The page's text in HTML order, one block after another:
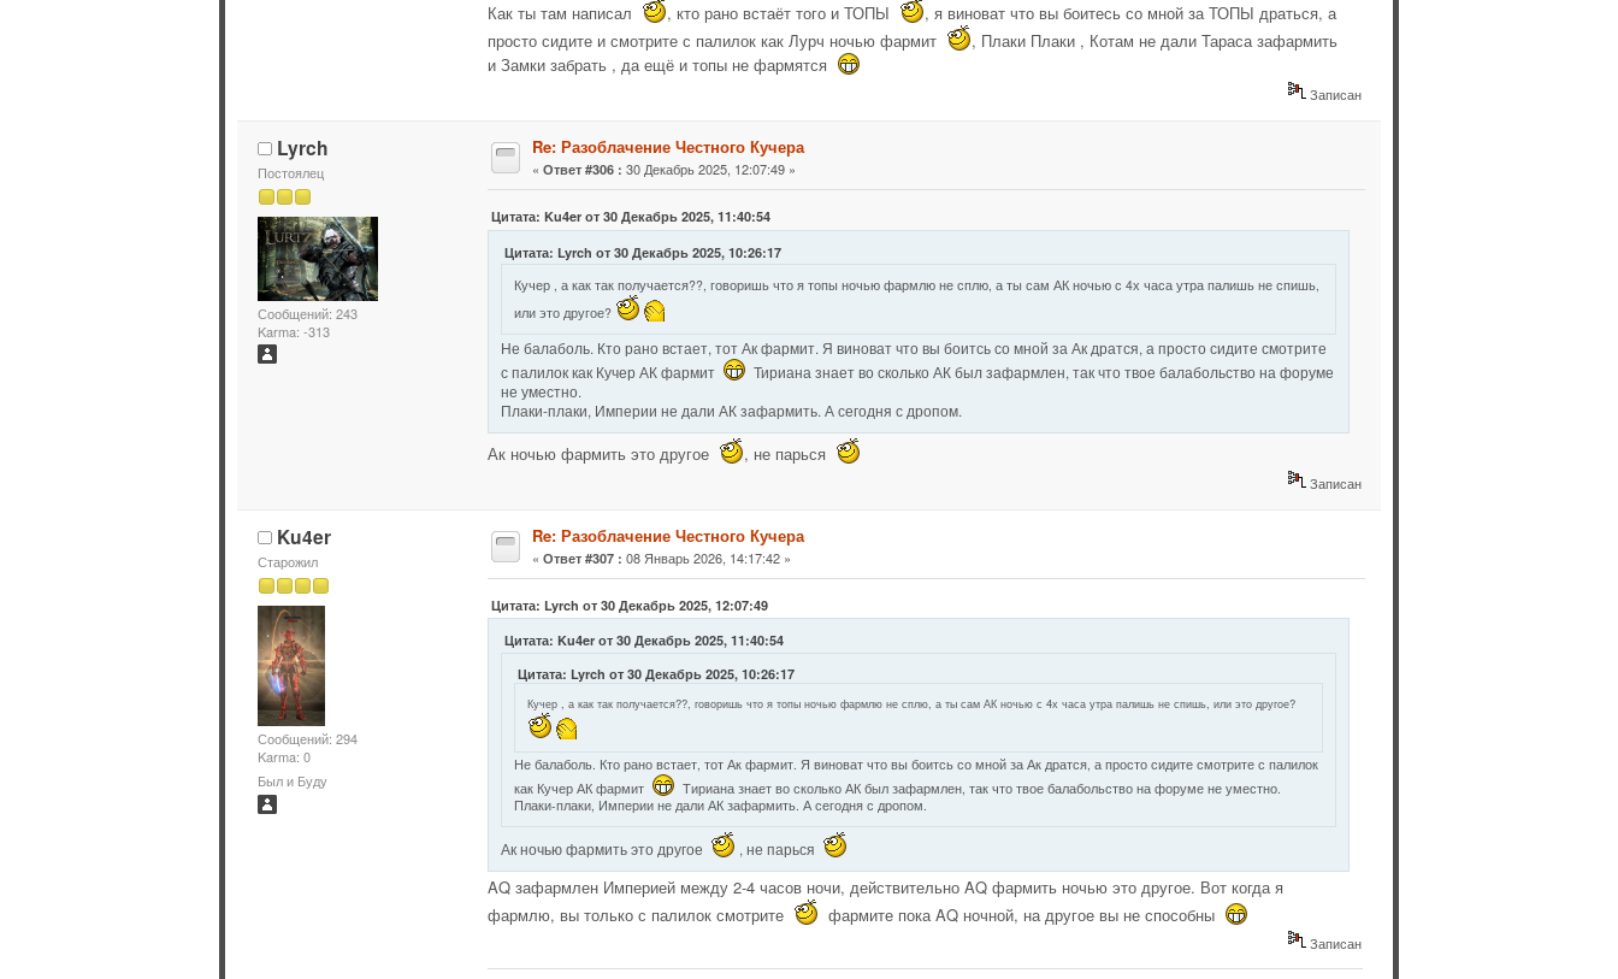
Как ты там написал , кто рано встаёт того и ТОПЫ
, я виноват что вы боитесь со мной за ТОПЫ драться, а
просто сидите и смотрите с палилок как Лурч ночью фармит
, Плаки Плаки , Котам не дали Тараса зафармить
и Замки забрать , да ещё и топы не фармятся
Записан
Lyrch
Постоялец
Сообщений: 243
Karma: -313
Re: Разоблачение Честного Кучера
« Ответ #306 : 30 Декабрь 2025, 12:07:49 »
Цитата: Ku4er от 30 Декабрь 2025, 11:40:54
Цитата: Lyrch от 30 Декабрь 2025, 10:26:17
Кучер , а как так получается??, говоришь что я топы ночью фармлю не сплю, а ты сам АК ночью с 4х часа утра палишь не спишь,
или это другое?
Не балаболь. Кто рано встает, тот Ак фармит. Я виноват что вы боитсь со мной за Ак дратся, а просто сидите смотрите
с палилок как Кучер АК фармит
Тириана знает во сколько АК был зафармлен, так что твое балабольство на форуме
не уместно.
Плаки-плаки, Империи не дали АК зафармить. А сегодня с дропом.
Ак ночью фармить это другое , не парься
Записан
Ku4er
Старожил
Сообщений: 294
Karma: 0
Был и Буду
Re: Разоблачение Честного Кучера
« Ответ #307 : 08 Январь 2026, 14:17:42 »
Цитата: Lyrch от 30 Декабрь 2025, 12:07:49
Цитата: Ku4er от 30 Декабрь 2025, 11:40:54
Цитата: Lyrch от 30 Декабрь 2025, 10:26:17
Кучер , а как так получается??, говоришь что я топы ночью фармлю не сплю, а ты сам АК ночью с 4х часа утра палишь не спишь, или это другое?
Не балаболь. Кто рано встает, тот Ак фармит. Я виноват что вы боитсь со мной за Ак дратся, а просто сидите смотрите с палилок
как Кучер АК фармит
Тириана знает во сколько АК был зафармлен, так что твое балабольство на форуме не уместно.
Плаки-плаки, Империи не дали АК зафармить. А сегодня с дропом.
Ак ночью фармить это другое , не парься
AQ зафармлен Империей между 2-4 часов ночи, действительно AQ фармить ночью это другое. Вот когда я
фармлю, вы только с палилок смотрите
фармите пока AQ ночной, на другое вы не способны
Записан